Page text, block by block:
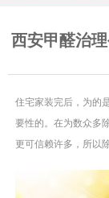
西安甲醛治
住宅家装完后，为的
要性的。在为数众多
更可信赖许多，所以